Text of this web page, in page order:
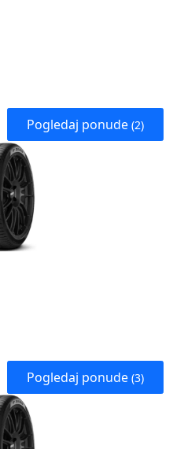
Pogledaj ponude (2)
Pogledaj ponude (3)